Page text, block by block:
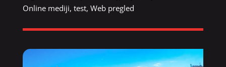
Online mediji, test, Web pregled